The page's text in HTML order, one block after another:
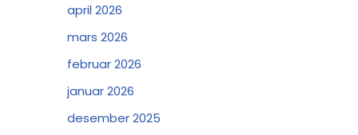
april 2026
mars 2026
februar 2026
januar 2026
desember 2025